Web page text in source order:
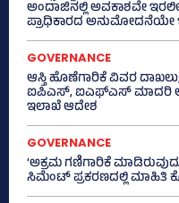
ಅಂದಾಜಿನಲ್ಲಿ ಅವಕಾಶವೇ
ಪ್ರಾಧಿಕಾರದ ಅನುಮೋದನೆಯೇ
GOVERNANCE
ಆಸ್ತಿ ಹೊಣೆಗಾರಿಕೆ ವಿವರ
ಐಪಿಎಸ್‌, ಐಎಫ್‌ಎಸ್‌ ಮಾದರಿ
ಇಲಾಖೆ ಆದೇಶ
GOVERNANCE
‘ಅಕ್ರಮ ಗಣಿಗಾರಿಕೆ
ಸಿಮೆಂಟ್ ಪ್ರಕರಣದಲ್ಲಿ ಮಾಹಿತಿ